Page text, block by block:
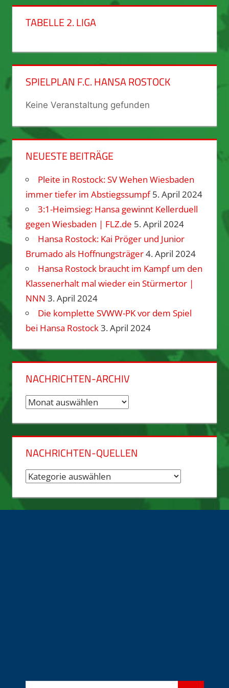
TABELLE 2. LIGA
SPIELPLAN F.C. HANSA ROSTOCK
Keine Veranstaltung gefunden
NEUESTE BEITRÄGE
Pleite in Rostock: SV Wehen Wiesbaden
immer tiefer im Abstiegssumpf 5. April 2024
3:1-Heimsieg: Hansa gewinnt Kellerduell
gegen Wiesbaden | FLZ.de 5. April 2024
Hansa Rostock: Kai Pröger und Junior
Brumado als Hoffnungsträger4. April 2024
Hansa Rostock braucht im Kampf um den
Klassenerhalt mal wieder ein Stürmertor |
NNN 3. April 2024
Die komplette SVWW-PK vor dem Spiel
bei Hansa Rostock3. April 2024
NACHRICHTEN-ARCHIV
Nachrichten-
NACHRICHTEN-QUELLEN
Nachrichten-